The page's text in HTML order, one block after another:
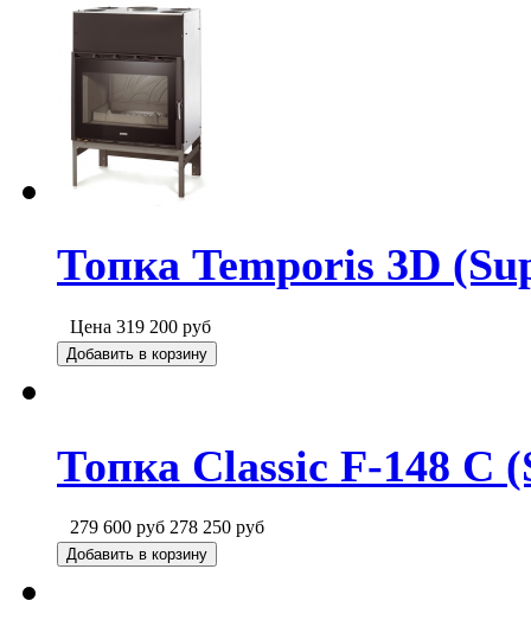
Топка Temporis 3D
Цена 319 200 руб
Добавить в корзину
Топка Classic F-148 C
279 600 руб 278 250 руб
Добавить в корзину